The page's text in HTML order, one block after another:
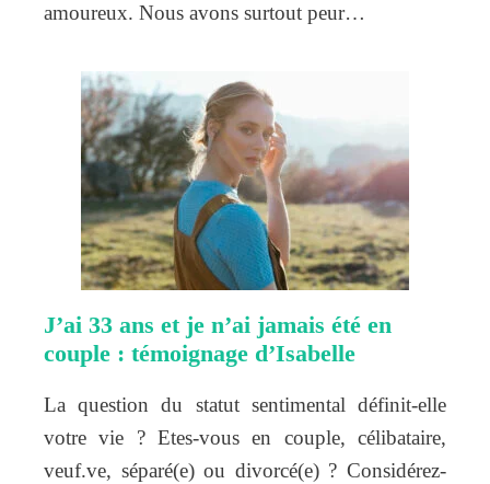
amoureux. Nous avons surtout peur…
J’ai 33 ans et je n’ai jamais été en
couple : témoignage d’Isabelle
La question du statut sentimental définit-elle
votre vie ? Etes-vous en couple, célibataire,
veuf.ve, séparé(e) ou divorcé(e) ? Considérez-